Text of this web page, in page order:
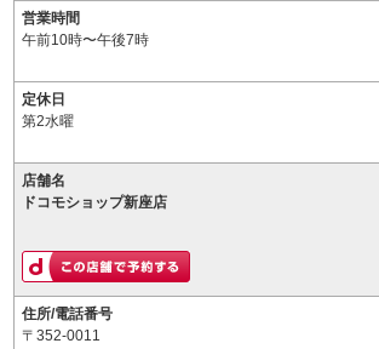
営業時間
午前10時〜午後7時
定休日
第2水曜
店舗名
ドコモショップ新座店
住所/電話番号
〒352-0011